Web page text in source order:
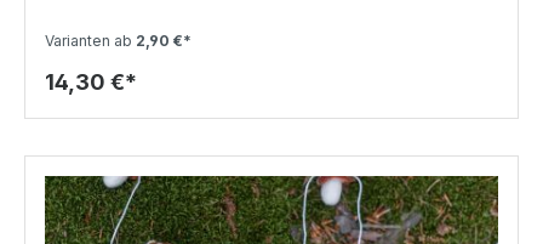
Varianten ab 2,90 €*
14,30 €*